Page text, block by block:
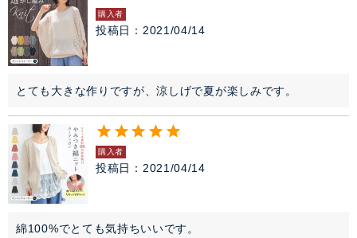
購入者
投稿日 2021/04/14
とても大きな作りですが、涼しげで夏が楽しみです。
購入者
投稿日 2021/04/14
綿100%でとても気持ちいいです。